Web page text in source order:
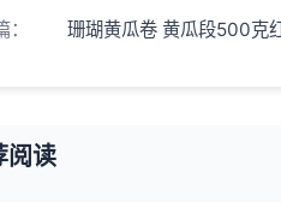
珊瑚黄瓜卷 黄瓜段500克
阅读